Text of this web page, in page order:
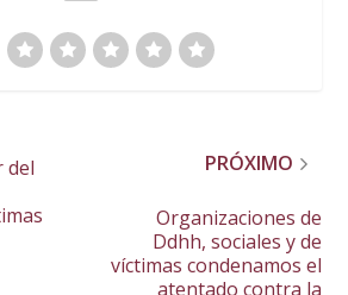
del
PRÓXIMO
Organizaciones de
Ddhh, sociales y de
víctimas condenamos el
atentado contra la